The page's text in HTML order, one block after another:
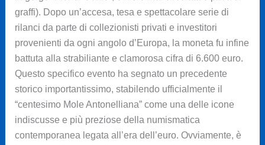
graffi). Dopo un’accesa, tesa e spettacolare serie di
rilanci da parte di collezionisti privati e investitori
provenienti da ogni angolo d’Europa, la moneta fu infine
battuta alla strabiliante e clamorosa cifra di 6.600 euro.
Questo specifico evento ha segnato un precedente
storico importantissimo, stabilendo ufficialmente il
“centesimo Mole Antonelliana” come una delle icone
indiscusse e più preziose della numismatica
contemporanea legata all’era dell’euro. Ovviamente, è